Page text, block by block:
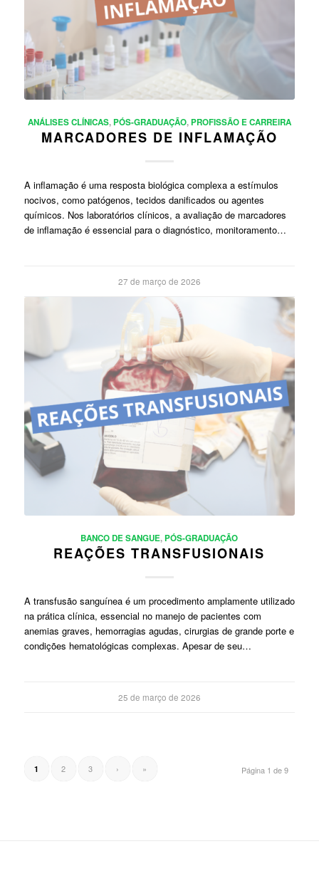
ANÁLISES CLÍNICAS,PÓS-GRADUAÇÃO,PROFISSÃO E CARREIRA
MARCADORES DE INFLAMAÇÃO
A inflamação é uma resposta biológica complexa a estímulos
nocivos, como patógenos, tecidos danificados ou agentes
químicos. Nos laboratórios clínicos, a avaliação de marcadores
de inflamação é essencial para o diagnóstico, monitoramento…
27 de março de 2026
BANCO DE SANGUE,PÓS-GRADUAÇÃO
REAÇÕES TRANSFUSIONAIS
A transfusão sanguínea é um procedimento amplamente utilizado
na prática clínica, essencial no manejo de pacientes com
anemias graves, hemorragias agudas, cirurgias de grande porte e
condições hematológicas complexas. Apesar de seu…
25 de março de 2026
Página 1 de 9
1 2 3 › »